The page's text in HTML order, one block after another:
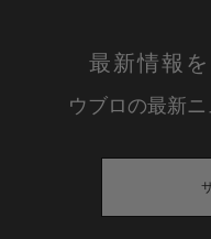
最新情報
ウブロの最新ニ